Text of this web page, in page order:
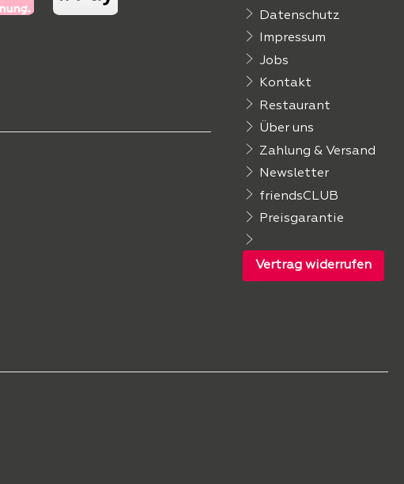
Datenschutz
Impressum
Jobs
Kontakt
Restaurant
Über uns
Zahlung & Versand
Newsletter
friendsCLUB
Preisgarantie